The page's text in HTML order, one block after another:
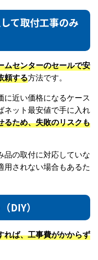
て取付工事のみ
ムセンターのセールで安
頼する方法です。
近い価格になるケース
ネット最安値で手に入れ
るため、失敗のリスクも
品の取付に対応していな
用されない場合もあるた
DIY）
れば、工事費がかからず